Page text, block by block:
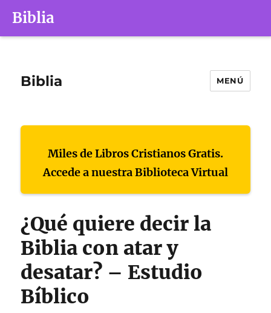
Biblia
Biblia MENÚ
Miles de Libros Cristianos Gratis.
Accede a nuestra Biblioteca Virtual
¿Qué quiere decir la
Biblia con atar y
desatar? – Estudio
Bíblico